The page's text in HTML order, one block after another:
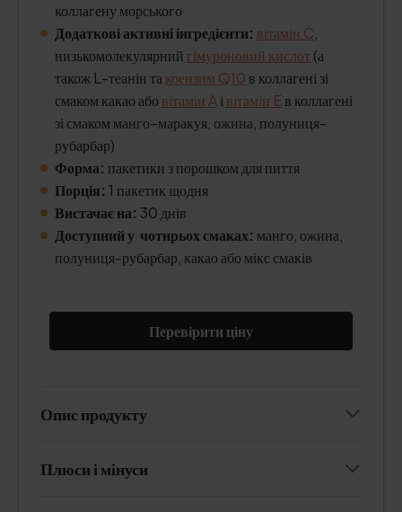
коллагену морського
Додаткові активні інгредієнти: вітамін C
низькомолекулярний гімуроновий кислот(а
також L-теанін та коензим Q10 в коллагені зі
смаком какао або вітамін Aі вітамін E в коллагені
зі смаком манго–маракуя, ожина, полуниця-
рубарбар)
Форма: пакетики з порошком для пиття
Порція: 1 пакетик щодня
Вистачає на: 30 днів
Доступний у чотирьох смаках: манго, ожина,
полуниця-рубарбар, какао або мікс смаків
Перевірити ціну
Опис продукту
Плюси і мінуси